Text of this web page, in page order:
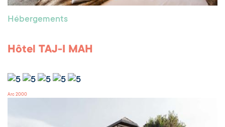
Hébergements
Hôtel TAJ-I MAH
Arc 2000